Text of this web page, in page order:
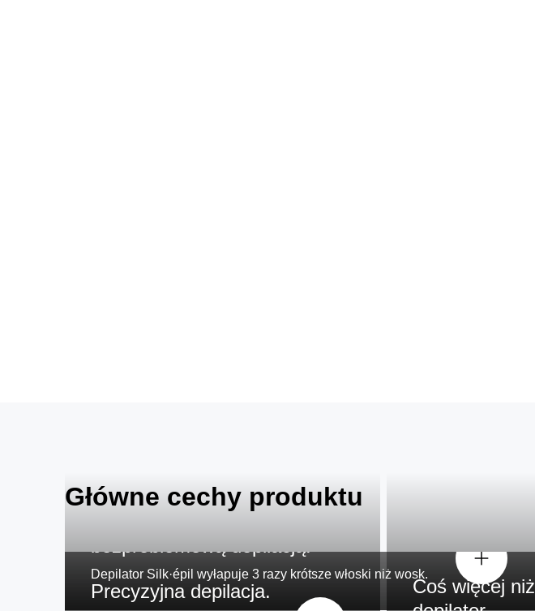
Główne cechy produktu
Depilator Silk·épil wyłapuje 3 razy krótsze włoski niż wosk.
Precyzyjna depilacja.
Coś więcej niż